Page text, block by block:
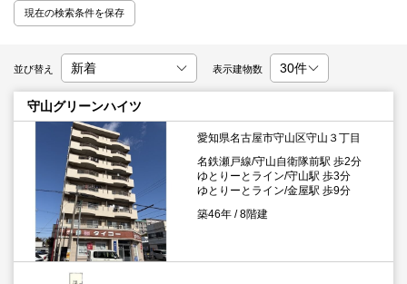
現在の検索条件を保存
並び替え 表示建物数
守山グリーンハイツ
愛知県名古屋市守山区守山３丁目
名鉄瀬戸線/守山自衛隊前駅 歩2分
ゆとりーとライン/守山駅 歩3分
ゆとりーとライン/金屋駅 歩9分
築46年
8階建